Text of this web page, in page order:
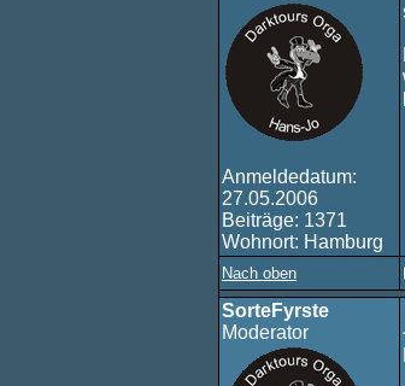
Anmeldedatum:
27.05.2006
Beiträge: 1371
Wohnort: Hamburg
Nach oben
SorteFyrste
Moderator